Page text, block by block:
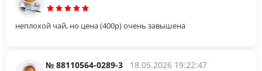
неплохой чай, но цена (400р) очень завышена
№ 88110564-0289-3 18.05.2026 19:22:47